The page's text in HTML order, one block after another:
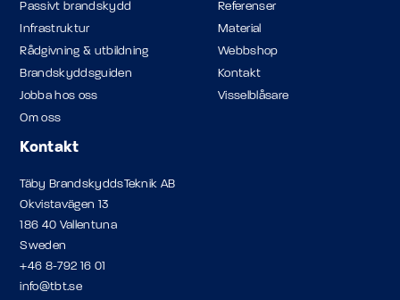
Passivt brandskydd
Infrastruktur
Rådgivning & utbildning
Brandskyddsguiden
Jobba hos oss
Om oss
Referenser
Material
Webbshop
Kontakt
Visselblåsare
Kontakt
Täby BrandskyddsTeknik AB
Okvistavägen 13
186 40 Vallentuna
Sweden
+46 8-792 16 01
info@tbt.se